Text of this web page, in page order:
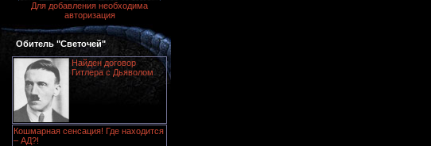
Для добавления необходима
авторизация
Обитель "Светочей"
Найден договор
Гитлера с Дьяволом
Кошмарная сенсация! Где находится
– АД?!